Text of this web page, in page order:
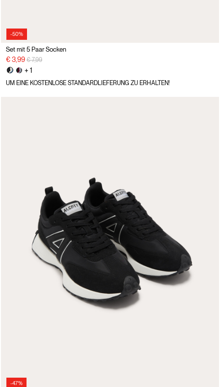
-50%
Set mit 5 Paar Socken
€ 3,99 Preisreduzierung von
€ 7,99auf
+ 1
UM EINE KOSTENLOSE STANDARDLIEFERUNG ZU ERHALTEN!
-47%